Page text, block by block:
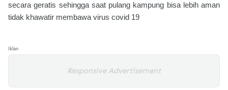
secara geratis sehingga saat pulang kampung bisa lebih aman
tidak khawatir membawa virus covid 19
Iklan
Responsive Advertisement